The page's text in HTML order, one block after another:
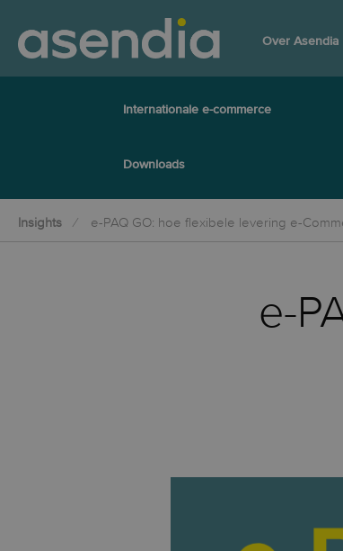
Over Asendia
Internationale e-commerce
Downloads
Insights e-PAQ GO: hoe flexibele levering e-
e-